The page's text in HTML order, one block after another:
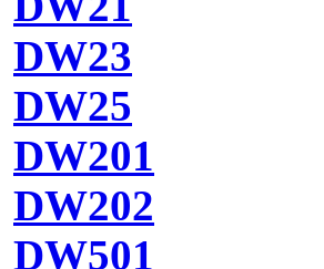
DW23
DW25
DW201
DW202
DW501